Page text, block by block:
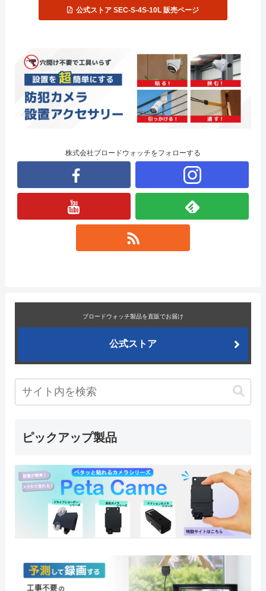
公式ストア SEC-S-4S-10L 販売ページ
株式会社ブロードウォッチをフォローする
ブロードウォッチ製品を直販でお届け
公式ストア
ピックアップ製品